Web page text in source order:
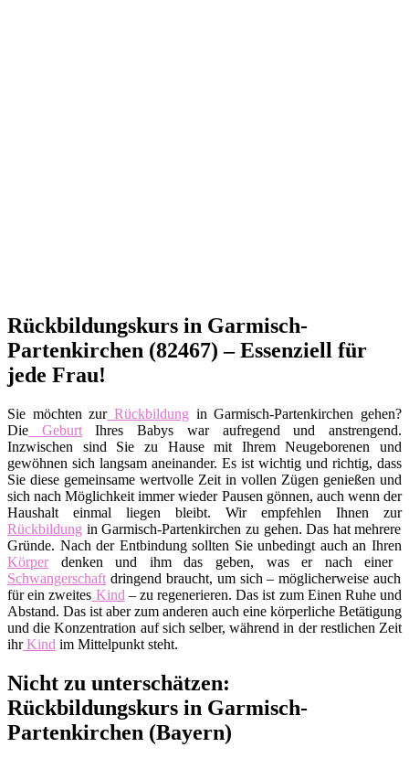
Rückbildungskurs in Garmisch-
Partenkirchen (82467) – Essenziell für
jede Frau!
Sie möchten zurRückbildung in Garmisch-Partenkirchen gehen?
Die GeburtIhres Babys war aufregend und anstrengend.
Inzwischen sind Sie zu Hause mit Ihrem Neugeborenen und
gewöhnen sich langsam aneinander. Es ist wichtig und richtig, dass
Sie diese gemeinsame wertvolle Zeit in vollen Zügen genießen und
sich nach Möglichkeit immer wieder Pausen gönnen, auch wenn der
Haushalt einmal liegen bleibt. Wir empfehlen Ihnen zur
Rückbildung in Garmisch-Partenkirchen zu gehen. Das hat mehrere
Gründe. Nach der Entbindung sollten Sie unbedingt auch an Ihren
Körperdenken und ihm das geben, was er nach einer
Schwangerschaft dringend braucht, um sich – möglicherweise auch
für ein zweites Kind – zu regenerieren. Das ist zum Einen Ruhe und
Abstand. Das ist aber zum anderen auch eine körperliche Betätigung
und die Konzentration auf sich selber, während in der restlichen Zeit
ihrKind im Mittelpunkt steht.
Nicht zu unterschätzen:
Rückbildungskurs in Garmisch-
Partenkirchen (Bayern)